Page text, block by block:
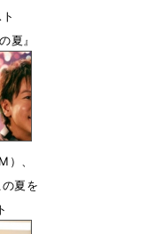
夏』
）、
夏を